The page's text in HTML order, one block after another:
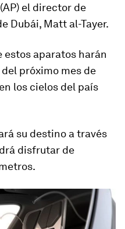
el director de
Dubái, Matt al-Tayer.
estos aparatos harán
l próximo mes de
los cielos del país
su destino a través
disfrutar de